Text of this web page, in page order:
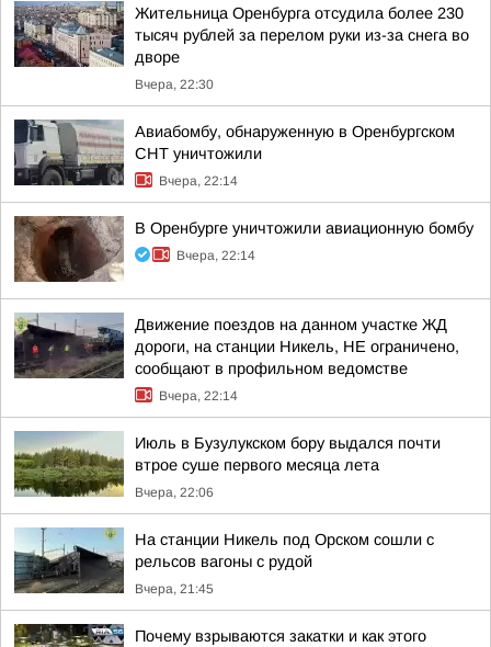
Жительница Оренбурга отсудила более 230
тысяч рублей за перелом руки из-за снега во
дворе
Вчера, 22:30
Авиабомбу, обнаруженную в Оренбургском
СНТ уничтожили
Вчера, 22:14
В Оренбурге уничтожили авиационную бомбу
Вчера, 22:14
Движение поездов на данном участке ЖД
дороги, на станции Никель, НЕ ограничено,
сообщают в профильном ведомстве
Вчера, 22:14
Июль в Бузулукском бору выдался почти
втрое суше первого месяца лета
Вчера, 22:06
На станции Никель под Орском сошли с
рельсов вагоны с рудой
Вчера, 21:45
Почему взрываются закатки и как этого